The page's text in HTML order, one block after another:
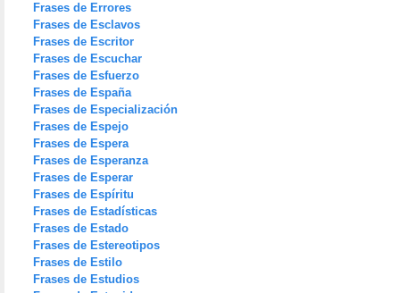
Frases de Errores
Frases de Esclavos
Frases de Escritor
Frases de Escuchar
Frases de Esfuerzo
Frases de España
Frases de Especialización
Frases de Espejo
Frases de Espera
Frases de Esperanza
Frases de Esperar
Frases de Espíritu
Frases de Estadísticas
Frases de Estado
Frases de Estereotipos
Frases de Estilo
Frases de Estudios